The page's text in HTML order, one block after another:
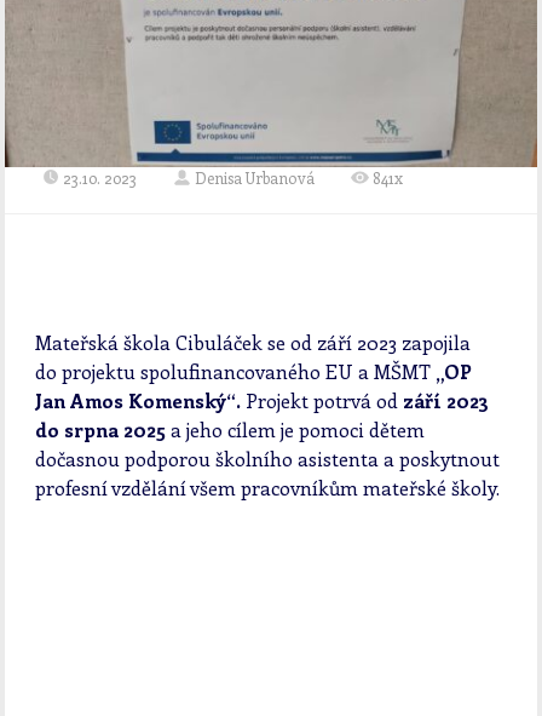
23.10. 2023 Denisa Urbanová 841x
Mateřská škola Cibuláček se od září 2023 zapojila
do projektu spolufinancovaného EU a MŠMT „OP
Jan Amos Komenský“. Projekt potrvá od září 2023
do srpna 2025a jeho cílem je pomoci dětem
dočasnou podporou školního asistenta a poskytnout
profesní vzdělání všem pracovníkům mateřské školy.